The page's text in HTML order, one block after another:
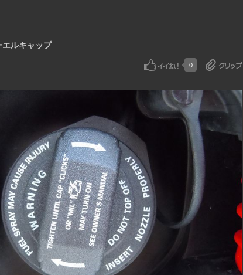
ルキャップ
0